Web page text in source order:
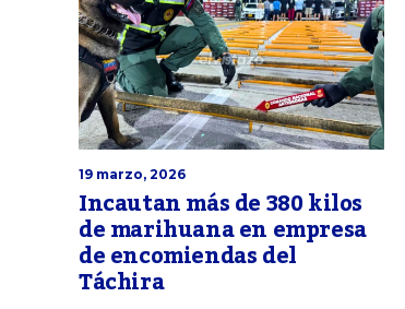
19 marzo, 2026
Incautan más de 380 kilos
de marihuana en empresa
de encomiendas del
Táchira